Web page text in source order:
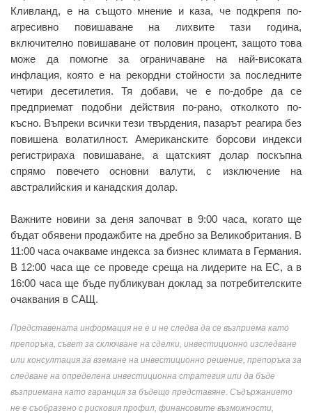
Кливланд, е на същото мнение и каза, че подкрепя по-
агресивно повишаване на лихвите тази година,
включително повишаване от половин процент, защото това
може да помогне за ограничаване на най-високата
инфлация, която е на рекордни стойности за последните
четири десетилетия. Тя добави, че е по-добре да се
предприемат подобни действия по-рано, отколкото по-
късно. Въпреки всички тези твърдения, пазарът реагира без
повишена волатилност. Американските борсови индекси
регистрираха повишаване, а щатският долар поскъпна
спрямо повечето основни валути, с изключение на
австралийския и канадския долар.
Важните новини за деня започват в 9:00 часа, когато ще
бъдат обявени продажбите на дребно за Великобритания. В
11:00 часа очакваме индекса за бизнес климата в Германия.
В 12:00 часа ще се проведе среща на лидерите на ЕС, а в
16:00 часа ще бъде публикуван доклад за потребителските
очаквания в САЩ.
Представената информация не е и не следва да се възприема като
препоръка, съвет за сключване на сделки, инвестиционно изследване
или консултация за вземане на инвестиционно решение, препоръка за
следване на определена инвестиционна стратегия или да бъде
възприемана като гаранция за бъдещо представяне. Съдържанието
не е съобразено с рисковия профил, финансовите възможности,